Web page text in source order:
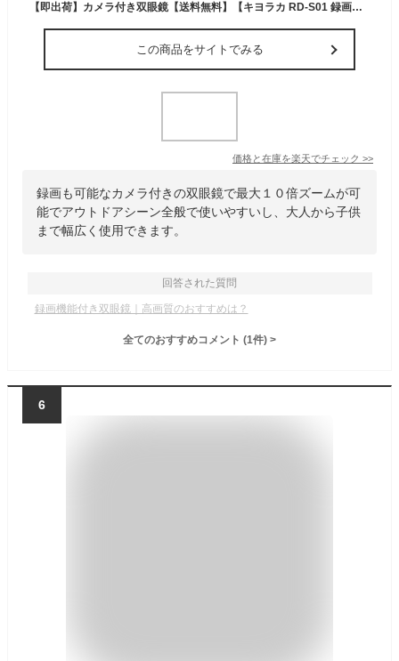
【即出荷】カメラ付き双眼鏡【送料無料】【キヨラカ RD-S01 録画ができるデジタル双眼鏡】最大10倍ズーム カメラ機能付き双眼鏡
この商品をサイトでみる
価格と在庫を楽天でチェック >>
録画も可能なカメラ付きの双眼鏡で最大１０倍ズームが可
能でアウトドアシーン全般で使いやすいし、大人から子供
まで幅広く使用できます。
回答された質問
録画機能付き双眼鏡｜高画質のおすすめは？
全てのおすすめコメント (1件) >
6